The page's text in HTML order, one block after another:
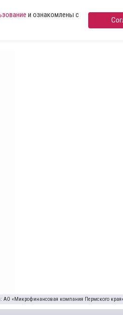
и ознакомлены с
АО «Микрофинансовая компания Пермского